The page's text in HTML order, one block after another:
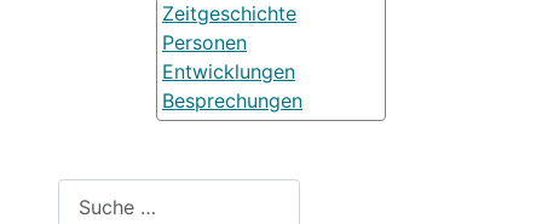
Zeitgeschichte
Personen
Entwicklungen
Besprechungen